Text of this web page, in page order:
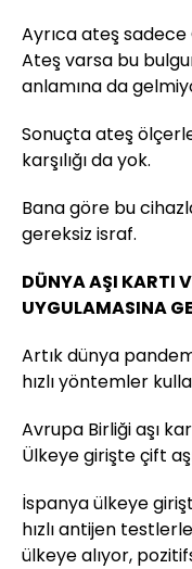
Ayrıca ateş sadece
Ateş varsa bu
anlamına da
Sonuçta ateş
karşılığı da yok.
Bana göre bu
gereksiz israf.
DÜNYA AŞI KARTI
UYGULAMASINA
Artık dünya
hızlı yöntemler
Avrupa Birliği aşı
Ülkeye girişte çift
İspanya ülkeye
hızlı antijen
ülkeye alıyor,